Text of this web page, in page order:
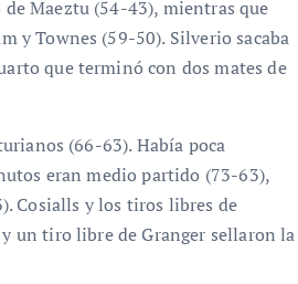
Maeztu (54-43), mientras que
y Townes (59-50). Silverio sacaba
que terminó con dos mates de
(66-63). Había poca
eran medio partido (73-63),
Cosialls y los tiros libres de
un tiro libre de Granger sellaron la